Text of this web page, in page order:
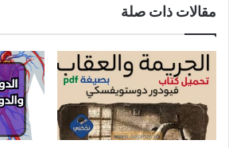
مقالات ذات صلة